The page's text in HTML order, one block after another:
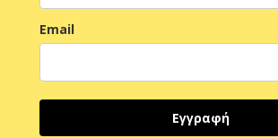
Email
Εγγραφή